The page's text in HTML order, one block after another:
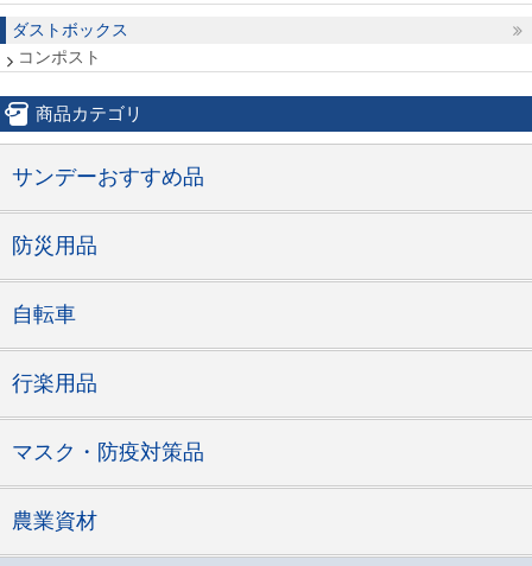
ダストボックス
コンポスト
商品カテゴリ
サンデーおすすめ品
防災用品
自転車
行楽用品
マスク・防疫対策品
農業資材